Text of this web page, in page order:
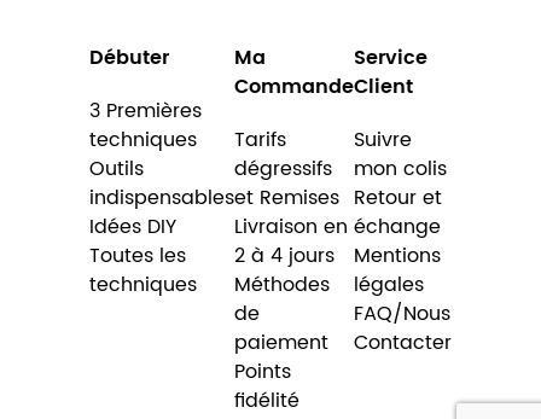
Débuter
3 Premières
techniques
Outils
indispensables
Idées DIY
Toutes les
techniques
Ma
Commande
Tarifs
dégressifs
et Remises
Livraison en
2 à 4 jours
Méthodes
de
paiement
Points
fidélité
Service
Client
Suivre
mon colis
Retour et
échange
Mentions
légales
FAQ/Nous
Contacter